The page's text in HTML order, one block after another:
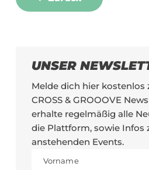
UNSER
Melde dich hier kostenlos
CROSS & GROOOVE
erhalte regelmäßig alle
die Plattform, sowie Infos
anstehenden Events.
Vorname